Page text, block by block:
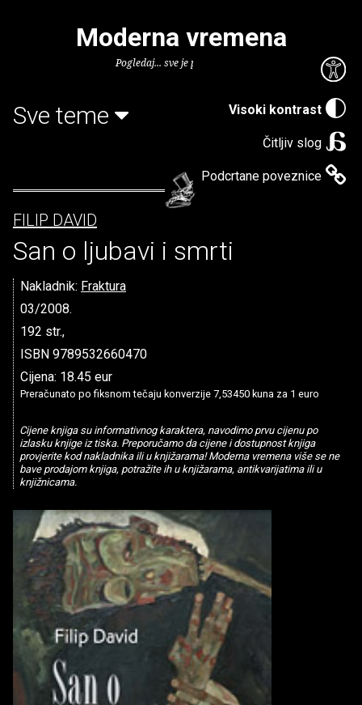
Visoki kontrast
Čitljiv slog
Podcrtane poveznice
Moderna vremena
Pogledaj... sve je puno knjiga.
Sve teme
FILIP DAVID
San o ljubavi i smrti
Nakladnik: Fraktura
03/2008.
192 str.,
ISBN 9789532660470
Cijena: 18.45 eur
Preračunato po fiksnom tečaju konverzije 7,53450 kuna za 1 euro
Cijene knjiga su informativnog karaktera, navodimo prvu cijenu po
izlasku knjige iz tiska. Preporučamo da cijene i dostupnost knjiga
provjerite kod nakladnika ili u knjižarama! Moderna vremena više se ne
bave prodajom knjiga, potražite ih u knjižarama, antikvarijatima ili u
knjižnicama.